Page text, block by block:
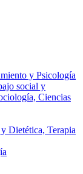
y Psicología
social y
Ciencias
Dietética, Terapia